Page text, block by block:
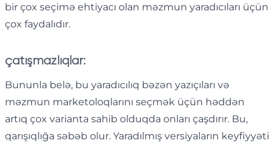
bir çox seçimə ehtiyacı olan məzmun yaradıcıları üçün
çox faydalıdır.
çatışmazlıqlar:
Bununla belə, bu yaradıcılıq bəzən yazıçıları və
məzmun marketoloqlarını seçmək üçün həddən
artıq çox varianta sahib olduqda onları çaşdırır. Bu,
qarışıqlığa səbəb olur. Yaradılmış versiyaların keyfiyyəti